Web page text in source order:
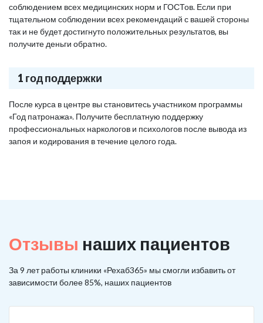
соблюдением всех медицинских норм и ГОСТов. Если при
тщательном соблюдении всех рекомендаций с вашей стороны
так и не будет достигнуто положительных результатов, вы
получите деньги обратно.
1 год поддержки
После курса в центре вы становитесь участником программы
«Год патронажа». Получите бесплатную поддержку
профессиональных наркологов и психологов после вывода из
запоя и кодирования в течение целого года.
Отзывы наших пациентов
За 9 лет работы клиники «Рехаб365» мы смогли избавить от
зависимости более 85%, наших пациентов